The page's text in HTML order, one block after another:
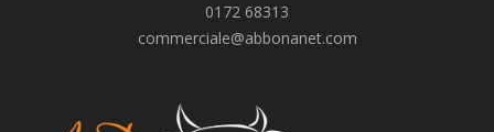
0172 68313
commerciale@abbonanet.com